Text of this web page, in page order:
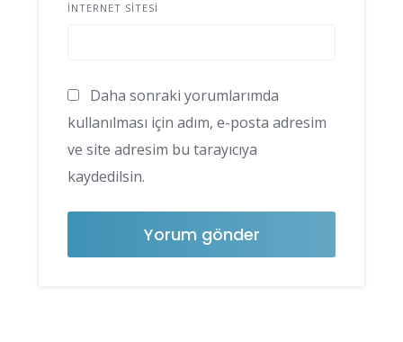
İNTERNET SITESI
Daha sonraki yorumlarımda
kullanılması için adım, e-posta adresim
ve site adresim bu tarayıcıya
kaydedilsin.